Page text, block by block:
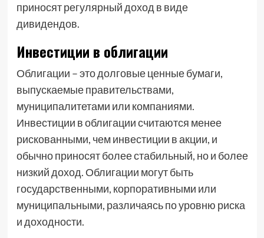
приносят регулярный доход в виде
дивидендов.
Инвестиции в облигации
Облигации – это долговые ценные бумаги,
выпускаемые правительствами,
муниципалитетами или компаниями.
Инвестиции в облигации считаются менее
рискованными, чем инвестиции в акции, и
обычно приносят более стабильный, но и более
низкий доход. Облигации могут быть
государственными, корпоративными или
муниципальными, различаясь по уровню риска
и доходности.